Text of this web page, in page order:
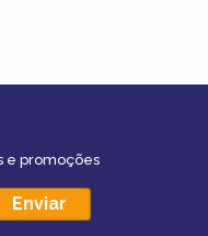
e promoções